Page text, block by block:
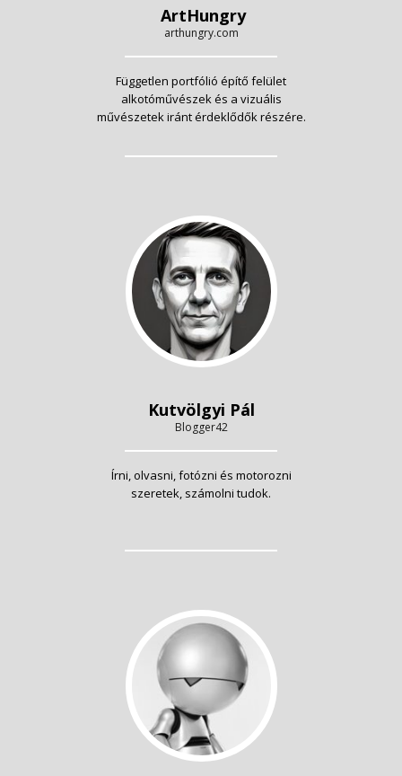
ArtHungry
arthungry.com
Független portfólió építő felület
alkotóművészek és a vizuális
művészetek iránt érdeklődők részére.
Kutvölgyi Pál
Blogger42
Írni, olvasni, fotózni és motorozni
szeretek, számolni tudok.